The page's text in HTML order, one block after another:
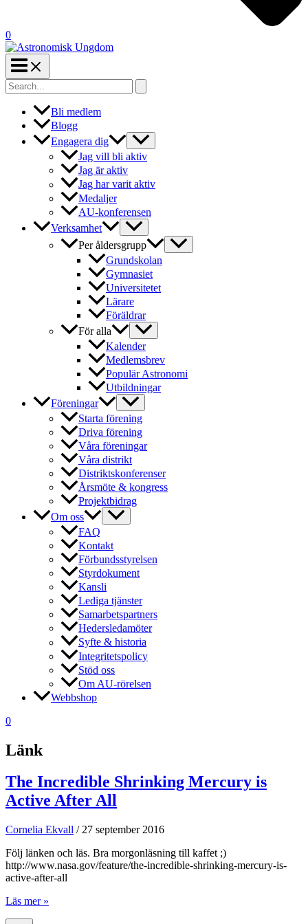
0
Search
for:
Bli medlem
Blogg
Engagera dig
Jag vill bli aktiv
Jag är aktiv
Jag har varit aktiv
Medaljer
AU-konferensen
Verksamhet
Per åldersgrupp
Grundskolan
Gymnasiet
Universitetet
Lärare
Föräldrar
För alla
Kalender
Medlemsbrev
Populär Astronomi
Utbildningar
Föreningar
Starta förening
Driva förening
Våra föreningar
Våra distrikt
Distriktskonferenser
Årsmöte & kongress
Projektbidrag
Om oss
FAQ
Kontakt
Förbundsstyrelsen
Styrdokument
Kansli
Lediga tjänster
Samarbetspartners
Hedersledamöter
Syfte & historia
Integritetspolicy
Stöd oss
Om AU-rörelsen
Webbshop
0
Länk
The Incredible Shrinking Mercury is
Active After All
Cornelia Ekvall / 27 september 2016
Följ länken och läs. Bra morgonläsning till kaffet ;)
http://www.nasa.gov/feature/the-incredible-shrinking-mercury-is-
active-after-all
The
Läs mer »